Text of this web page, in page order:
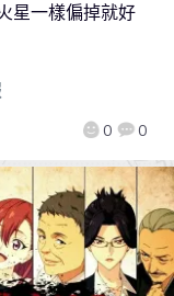
0 0
星一樣偏掉就好